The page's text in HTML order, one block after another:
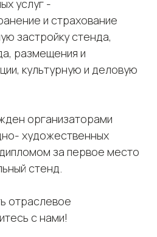
услуг -
и страхование
застройку стенда,
размещения и
культурную и деловую
организаторами
художественных
за первое место
стенд.
отраслевое
с нами!